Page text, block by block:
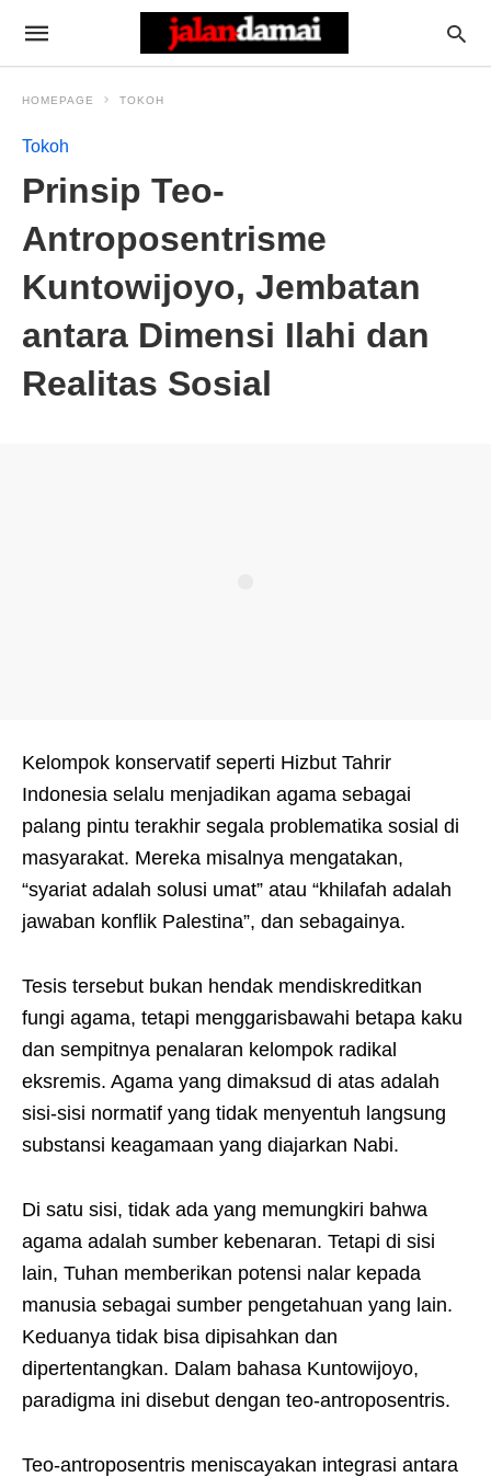
HOMEPAGE TOKOH
Tokoh
Prinsip Teo-
Antroposentrisme
Kuntowijoyo, Jembatan
antara Dimensi Ilahi dan
Realitas Sosial
Kelompok konservatif seperti Hizbut Tahrir
Indonesia selalu menjadikan agama sebagai
palang pintu terakhir segala problematika sosial di
masyarakat. Mereka misalnya mengatakan,
“syariat adalah solusi umat” atau “khilafah adalah
jawaban konflik Palestina”, dan sebagainya.
Tesis tersebut bukan hendak mendiskreditkan
fungi agama, tetapi menggarisbawahi betapa kaku
dan sempitnya penalaran kelompok radikal
eksremis. Agama yang dimaksud di atas adalah
sisi-sisi normatif yang tidak menyentuh langsung
substansi keagamaan yang diajarkan Nabi.
Di satu sisi, tidak ada yang memungkiri bahwa
agama adalah sumber kebenaran. Tetapi di sisi
lain, Tuhan memberikan potensi nalar kepada
manusia sebagai sumber pengetahuan yang lain.
Keduanya tidak bisa dipisahkan dan
dipertentangkan. Dalam bahasa Kuntowijoyo,
paradigma ini disebut dengan teo-antroposentris.
Teo-antroposentris meniscayakan integrasi antara